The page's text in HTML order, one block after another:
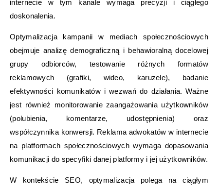
internecie w tym kanale wymaga precyzji i ciągłego
doskonalenia.
Optymalizacja kampanii w mediach społecznościowych
obejmuje analizę demograficzną i behawioralną docelowej
grupy odbiorców, testowanie różnych formatów
reklamowych (grafiki, wideo, karuzele), badanie
efektywności komunikatów i wezwań do działania. Ważne
jest również monitorowanie zaangażowania użytkowników
(polubienia, komentarze, udostępnienia) oraz
współczynnika konwersji. Reklama adwokatów w internecie
na platformach społecznościowych wymaga dopasowania
komunikacji do specyfiki danej platformy i jej użytkowników.
W kontekście SEO, optymalizacja polega na ciągłym